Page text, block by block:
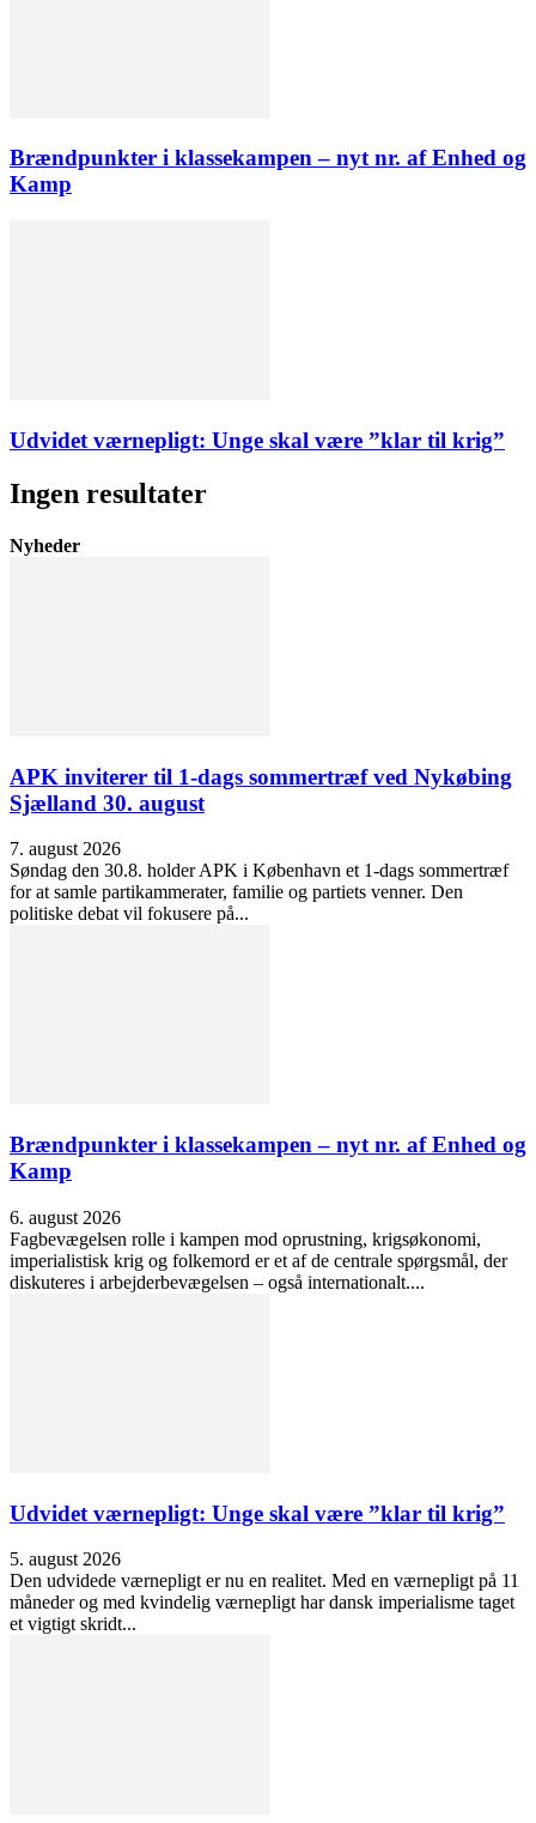
Brændpunkter i klassekampen – nyt nr. af Enhed og
Kamp
Udvidet værnepligt: Unge skal være ”klar til krig”
Ingen resultater
Nyheder
APK inviterer til 1-dags sommertræf ved Nykøbing
Sjælland 30. august
7. august 2026
Søndag den 30.8. holder APK i København et 1-dags sommertræf
for at samle partikammerater, familie og partiets venner. Den
politiske debat vil fokusere på...
Brændpunkter i klassekampen – nyt nr. af Enhed og
Kamp
6. august 2026
Fagbevægelsen rolle i kampen mod oprustning, krigsøkonomi,
imperialistisk krig og folkemord er et af de centrale spørgsmål, der
diskuteres i arbejderbevægelsen – også internationalt....
Udvidet værnepligt: Unge skal være ”klar til krig”
5. august 2026
Den udvidede værnepligt er nu en realitet. Med en værnepligt på 11
måneder og med kvindelig værnepligt har dansk imperialisme taget
et vigtigt skridt...